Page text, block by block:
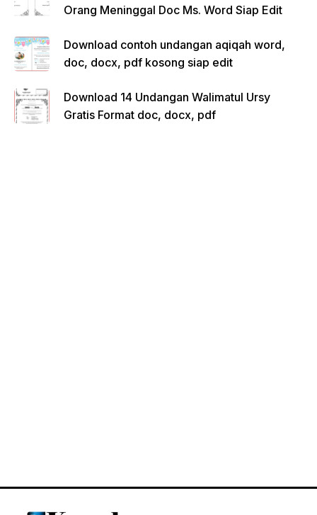
Orang Meninggal Doc Ms. Word Siap Edit
Download contoh undangan aqiqah word,
doc, docx, pdf kosong siap edit
Download 14 Undangan Walimatul Ursy
Gratis Format doc, docx, pdf